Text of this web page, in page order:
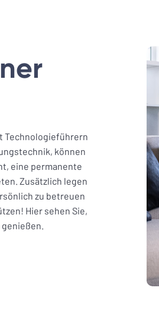
Technologieführern
können
eine permanente
Zusätzlich legen
zu betreuen
Hier sehen Sie,